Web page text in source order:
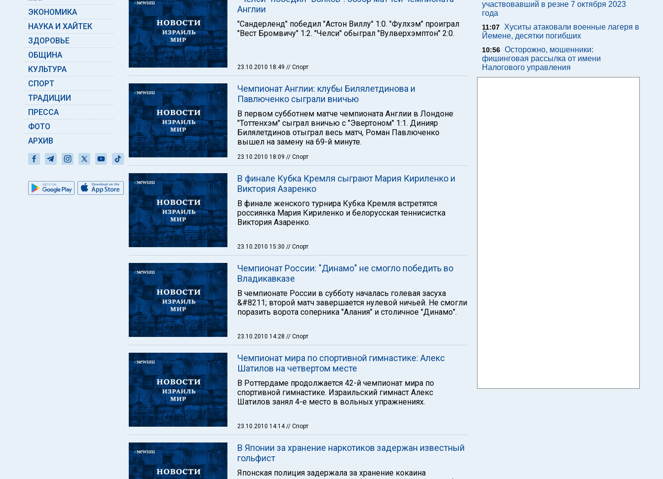
ЭКОНОМИКА
НАУКА И ХАЙТЕК
ЗДОРОВЬЕ
ОБЩИНА
КУЛЬТУРА
СПОРТ
ТРАДИЦИИ
ПРЕССА
ФОТО
АРХИВ
Англии
"Сандерленд" победил "Астон Виллу" 1:0. "Фулхэм" проиграл
"Вест Бромвичу" 1:2. "Челси" обыграл "Вулверхэмптон" 2:0.
23.10.2010 18:49 // Спорт
Чемпионат Англии: клубы Билялетдинова и
Павлюченко сыграли вничью
В первом субботнем матче чемпионата Англии в Лондоне
"Тоттенхэм" сыграл вничью с "Эвертоном" 1:1. Динияр
Билялетдинов отыграл весь матч, Роман Павлюченко
вышел на замену на 69-й минуте.
23.10.2010 18:09 // Спорт
В финале Кубка Кремля сыграют Мария Кириленко и
Виктория Азаренко
В финале женского турнира Кубка Кремля встретятся
россиянка Мария Кириленко и белорусская теннисистка
Виктория Азаренко.
23.10.2010 15:30 // Спорт
Чемпионат России: "Динамо" не смогло победить во
Владикавказе
В чемпионате России в субботу началась голевая засуха
&#8211; второй матч завершается нулевой ничьей. Не смогли
поразить ворота соперника "Алания" и столичное "Динамо".
23.10.2010 14:28 // Спорт
Чемпионат мира по спортивной гимнастике: Алекс
Шатилов на четвертом месте
В Роттердаме продолжается 42-й чемпионат мира по
спортивной гимнастике. Израильский гимнаст Алекс
Шатилов занял 4-е место в вольных упражнениях.
23.10.2010 14:14// Спорт
В Японии за хранение наркотиков задержан известный
гольфист
Японская полиция задержала за хранение кокаина
участвовавший в резне 7 октября 2023
года
11:07
Хуситы атаковали военные лагеря в
Йемене, десятки погибших
10:56 Осторожно, мошенники:
фишинговая рассылка от имени
Налогового управления